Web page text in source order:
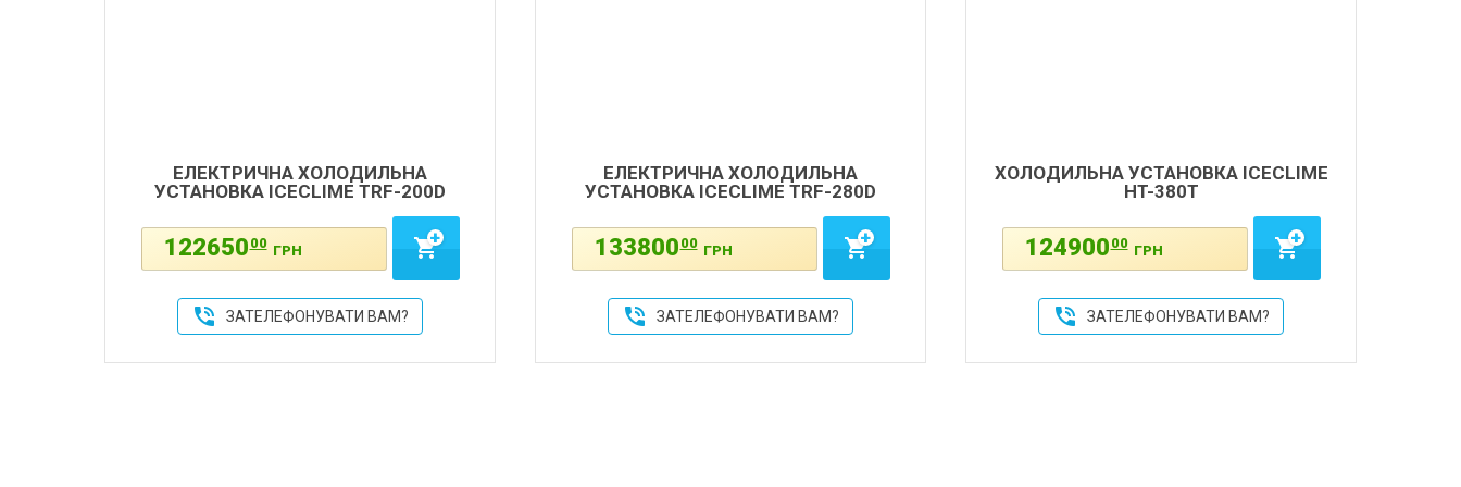
ЕЛЕКТРИЧНА ХОЛОДИЛЬНА
УСТАНОВКА ICECLIME TRF-200D
122650 00 ГРН shopping_cart
phone_in_talk ЗАТЕЛЕФОНУВАТИ ВАМ?
ЕЛЕКТРИЧНА ХОЛОДИЛЬНА
УСТАНОВКА ICECLIME TRF-280D
133800 00 ГРН shopping_cart
phone_in_talk ЗАТЕЛЕФОНУВАТИ ВАМ?
ХОЛОДИЛЬНА УСТАНОВКА ICECLIME
HT-380T
124900 00 ГРН shopping_cart
phone_in_talk ЗАТЕЛЕФОНУВАТИ ВАМ?